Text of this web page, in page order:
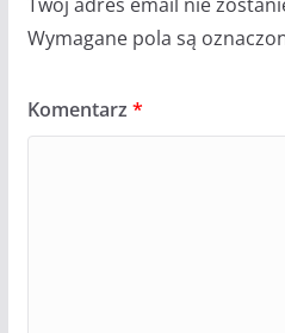
Wymagane pola są
Komentarz *